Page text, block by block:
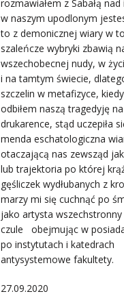
rozmawiałem z Sabałą
w naszym upodlonym
to z demonicznej wiary w
szaleńcze wybryki zbawią
wszechobecnej nudy, w
i na tamtym świecie,
szczelin w metafizyce,
odbiłem naszą tragedyję
drukarence, stąd uczepiła
menda eschatologiczna
otaczającą nas zewsząd
lub trajektoria po której
gęśliczek wydłubanych z
marzy mi się cuchnąć po
jako artysta wszechstronny
czule obejmując w
po instytutach i katedrach
antysystemowe fakultety.
27.09.2020